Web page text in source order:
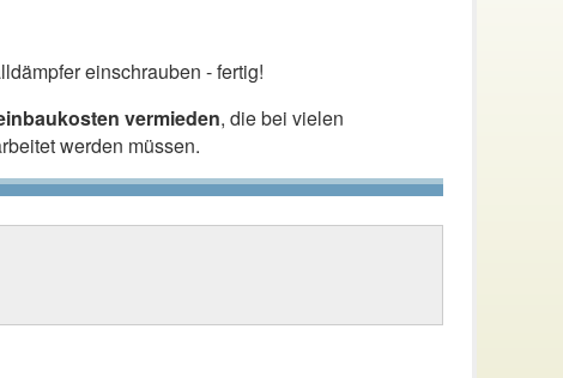
einschrauben - fertig!
vermieden, die bei vielen
werden müssen.